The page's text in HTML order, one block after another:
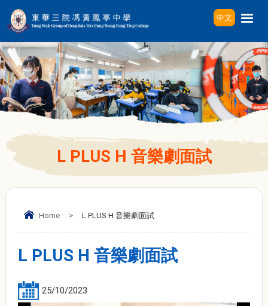
中文
L PLUS H 音樂劇面試
Home > L PLUS H 音樂劇面試
L PLUS H 音樂劇面試
25/10/2023